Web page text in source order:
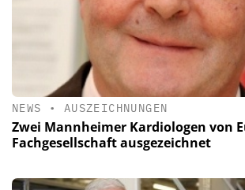
NEWS • AUSZEICHNUNGEN
Zwei Mannheimer Kardiologen von
Fachgesellschaft ausgezeichnet